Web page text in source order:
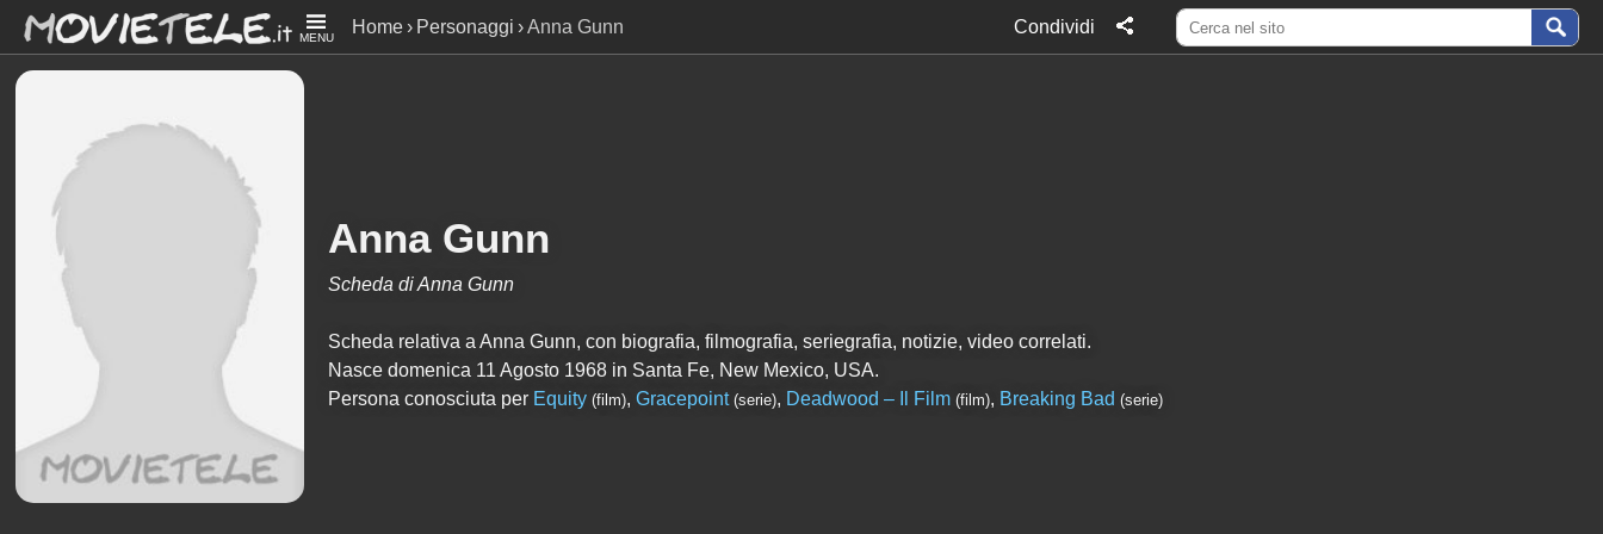
MENU
Home Personaggi Anna Gunn Condividi
Anna Gunn
Scheda di Anna Gunn
Scheda relativa a Anna Gunn, con biografia, filmografia, seriegrafia, notizie, video correlati.
Nasce domenica 11 Agosto 1968 in Santa Fe, New Mexico, USA.
Persona conosciuta per Equity (film), Gracepoint (serie), Deadwood – Il Film (film), Breaking Bad (serie)